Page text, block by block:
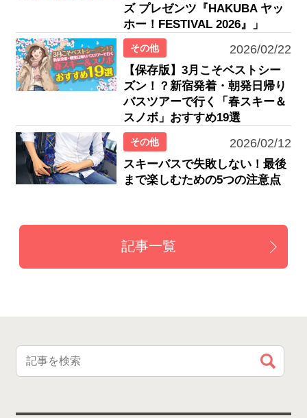
ズ プレゼンツ『HAKUBA ヤッ
ホー！FESTIVAL 2026』」
その他 2026/02/22
【保存版】3月こそベストシー
ズン！？新宿発着・朝発日帰り
バスツアーで行く「春スキー＆
スノボ」おすすめ19選
その他 2026/02/12
スキーバスで失敗しない！最後
まで楽しむための5つの注意点
記事一覧